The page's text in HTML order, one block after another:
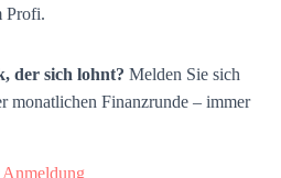
Profi.
der sich lohnt? Melden Sie sich
monatlichen Finanzrunde – immer
Anmeldung